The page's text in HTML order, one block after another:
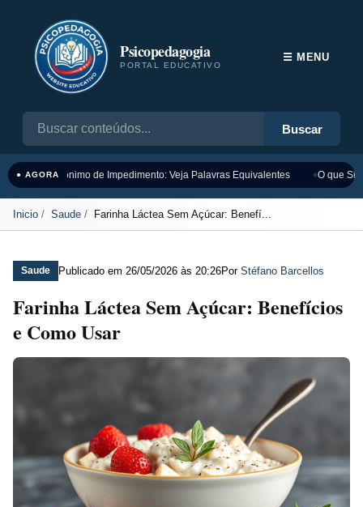
Psicopedagogia
PORTAL EDUCATIVO
Buscar
☰ MENU
● AGORASinônimo de Impedimento: Veja Palavras Equivalentes O que
Inicio Saude Farinha Láctea Sem Açúcar: Benefí...
Saude Publicado em 26/05/2026 às 20:26Por Stéfano Barcellos
Farinha Láctea Sem Açúcar: Benefícios
e Como Usar